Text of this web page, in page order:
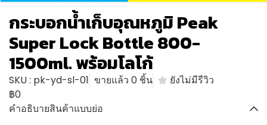
กระบอกน้ำเก็บอุณหภูมิ Peak
Super Lock Bottle 800-
1500ml. พร้อมโลโก้
SKU : pk-yd-sl-01 ขายแล้ว 0 ชิ้น
ยังไม่มีรีวิว
฿0
คำอธิบายสินค้าแบบย่อ